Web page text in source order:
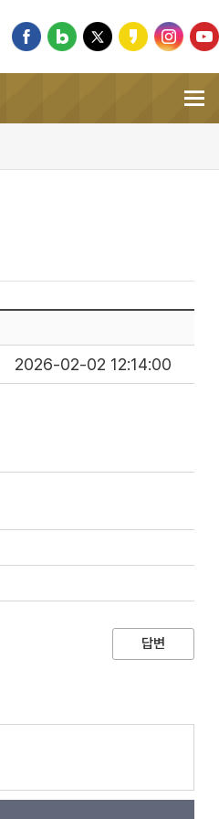
2026-02-02 12:14:00
답변